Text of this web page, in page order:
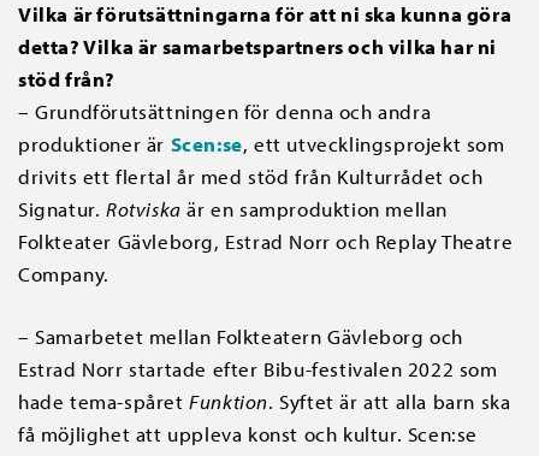
Vilka är förutsättningarna för att ni ska kunna göra
detta? Vilka är samarbetspartners och vilka har ni
stöd från?
– Grundförutsättningen för denna och andra
produktioner är Scen:se, ett utvecklingsprojekt som
drivits ett flertal år med stöd från Kulturrådet och
Signatur. Rotviska är en samproduktion mellan
Folkteater Gävleborg, Estrad Norr och Replay Theatre
Company.
– Samarbetet mellan Folkteatern Gävleborg och
Estrad Norr startade efter Bibu-festivalen 2022 som
hade tema-spåretFunktion. Syftet är att alla barn ska
få möjlighet att uppleva konst och kultur. Scen:se